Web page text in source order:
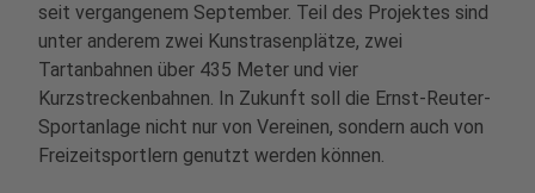
seit vergangenem September. Teil des Projektes sind
unter anderem zwei Kunstrasenplätze, zwei
Tartanbahnen über 435 Meter und vier
Kurzstreckenbahnen. In Zukunft soll die Ernst-Reuter-
Sportanlage nicht nur von Vereinen, sondern auch von
Freizeitsportlern genutzt werden können.